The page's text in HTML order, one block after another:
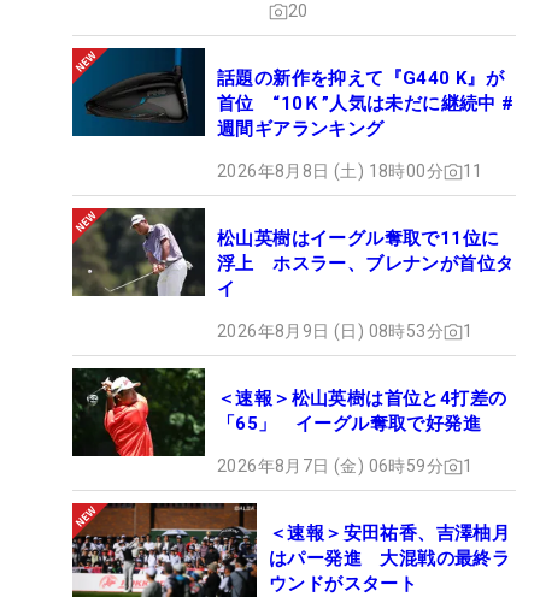
20
話題の新作を抑えて『G440 K』が
首位 “10Ｋ”人気は未だに継続中 #
週間ギアランキング
2026年8月8日 (土) 18時00分 11
松山英樹はイーグル奪取で11位に
浮上 ホスラー、ブレナンが首位タ
イ
2026年8月9日 (日) 08時53分 1
＜速報＞松山英樹は首位と4打差の
「65」 イーグル奪取で好発進
2026年8月7日 (金) 06時59分 1
＜速報＞安田祐香、吉澤柚月
はパー発進 大混戦の最終ラ
ウンドがスタート